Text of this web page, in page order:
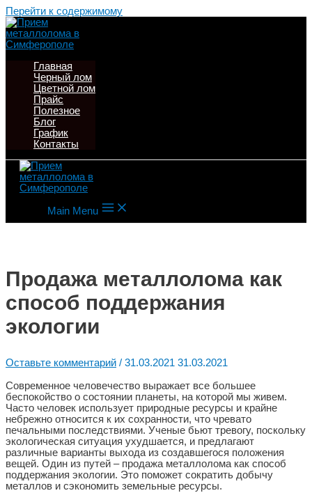
Перейти к содержимому
Главная
Черный лом
Цветной лом
Прайс
Полезное
Блог
График
Контакты
Main Menu
Продажа металлолома как
способ поддержания
экологии
Оставьте комментарий / 31.03.2021 31.03.2021
Современное человечество выражает все большее
беспокойство о состоянии планеты, на которой мы живем.
Часто человек использует природные ресурсы и крайне
небрежно относится к их сохранности, что чревато
печальными последствиями. Ученые бьют тревогу, поскольку
экологическая ситуация ухудшается, и предлагают
различные варианты выхода из создавшегося положения
вещей. Один из путей – продажа металлолома как способ
поддержания экологии. Это поможет сократить добычу
металлов и сэкономить земельные ресурсы.